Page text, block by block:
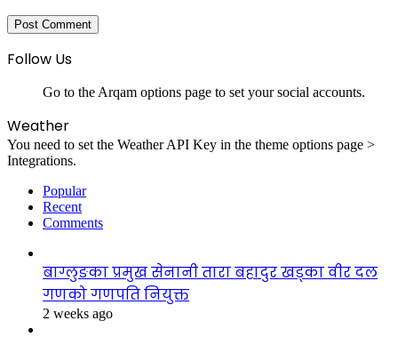
Follow Us
Go to the Arqam options page to set your social accounts.
Weather
You need to set the Weather API Key in the theme options page >
Integrations.
Popular
Recent
Comments
बाग्लुङका प्रमुख सेनानी तारा बहादुर खड्का वीर दल
गणको गणपति नियुक्त
2 weeks ago